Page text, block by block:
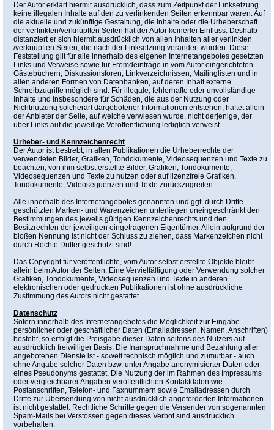
Der Autor erklärt hiermit ausdrücklich, dass zum Zeitpunkt der Linksetzung
keine illegalen Inhalte auf den zu verlinkenden Seiten erkennbar waren. Auf
die aktuelle und zukünftige Gestaltung, die Inhalte oder die Urheberschaft
der verlinkten/verknüpften Seiten hat der Autor keinerlei Einfluss. Deshalb
distanziert er sich hiermit ausdrücklich von allen Inhalten aller verlinkten
/verknüpften Seiten, die nach der Linksetzung verändert wurden. Diese
Feststellung gilt für alle innerhalb des eigenen Internetangebotes gesetzten
Links und Verweise sowie für Fremdeinträge in vom Autor eingerichteten
Gästebüchern, Diskussionsforen, Linkverzeichnissen, Mailinglisten und in
allen anderen Formen von Datenbanken, auf deren Inhalt externe
Schreibzugriffe möglich sind. Für illegale, fehlerhafte oder unvollständige
Inhalte und insbesondere für Schäden, die aus der Nutzung oder
Nichtnutzung solcherart dargebotener Informationen entstehen, haftet allein
der Anbieter der Seite, auf welche verwiesen wurde, nicht derjenige, der
über Links auf die jeweilige Veröffentlichung lediglich verweist.
Urheber- und Kennzeichenrecht
Der Autor ist bestrebt, in allen Publikationen die Urheberrechte der
verwendeten Bilder, Grafiken, Tondokumente, Videosequenzen und Texte zu
beachten, von ihm selbst erstellte Bilder, Grafiken, Tondokumente,
Videosequenzen und Texte zu nutzen oder auf lizenzfreie Grafiken,
Tondokumente, Videosequenzen und Texte zurückzugreifen.
Alle innerhalb des Internetangebotes genannten und ggf. durch Dritte
geschützten Marken- und Warenzeichen unterliegen uneingeschränkt den
Bestimmungen des jeweils gültigen Kennzeichenrechts und den
Besitzrechten der jeweiligen eingetragenen Eigentümer. Allein aufgrund der
bloßen Nennung ist nicht der Schluss zu ziehen, dass Markenzeichen nicht
durch Rechte Dritter geschützt sind!
Das Copyright für veröffentlichte, vom Autor selbst erstellte Objekte bleibt
allein beim Autor der Seiten. Eine Vervielfältigung oder Verwendung solcher
Grafiken, Tondokumente, Videosequenzen und Texte in anderen
elektronischen oder gedruckten Publikationen ist ohne ausdrückliche
Zustimmung des Autors nicht gestattet.
Datenschutz
Sofern innerhalb des Internetangebotes die Möglichkeit zur Eingabe
persönlicher oder geschäftlicher Daten (Emailadressen, Namen, Anschriften)
besteht, so erfolgt die Preisgabe dieser Daten seitens des Nutzers auf
ausdrücklich freiwilliger Basis. Die Inanspruchnahme und Bezahlung aller
angebotenen Dienste ist - soweit technisch möglich und zumutbar - auch
ohne Angabe solcher Daten bzw. unter Angabe anonymisierter Daten oder
eines Pseudonyms gestattet. Die Nutzung der im Rahmen des Impressums
oder vergleichbarer Angaben veröffentlichten Kontaktdaten wie
Postanschriften, Telefon- und Faxnummern sowie Emailadressen durch
Dritte zur Übersendung von nicht ausdrücklich angeforderten Informationen
ist nicht gestattet. Rechtliche Schritte gegen die Versender von sogenannten
Spam-Mails bei Verstössen gegen dieses Verbot sind ausdrücklich
vorbehalten.